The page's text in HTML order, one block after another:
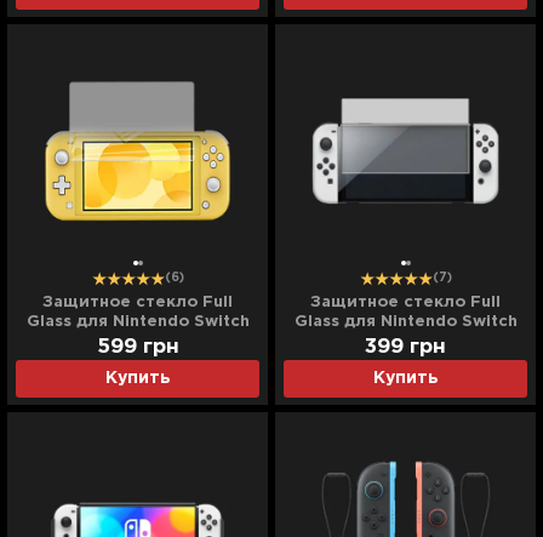
(6)
Защитное стекло Full
Glass для Nintendo Switch
Lite
Купить
599 грн
(7)
Защитное стекло Full
Glass для Nintendo Switch
Купить
399 грн